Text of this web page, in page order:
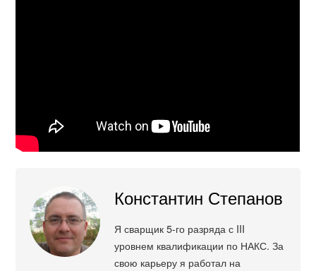
Константин Степанов
Я сварщик 5-го разряда с III
уровнем квалификации по НАКС. За
свою карьеру я работал на